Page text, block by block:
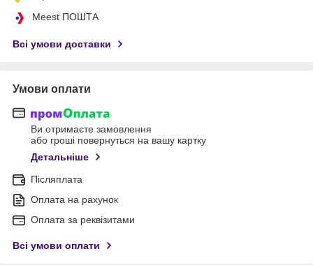
Meest ПОШТА
Всі умови доставки
Умови оплати
Ви отримаєте замовлення
або гроші повернуться на вашу картку
Детальніше
Післяплата
Оплата на рахунок
Оплата за реквізитами
Всі умови оплати